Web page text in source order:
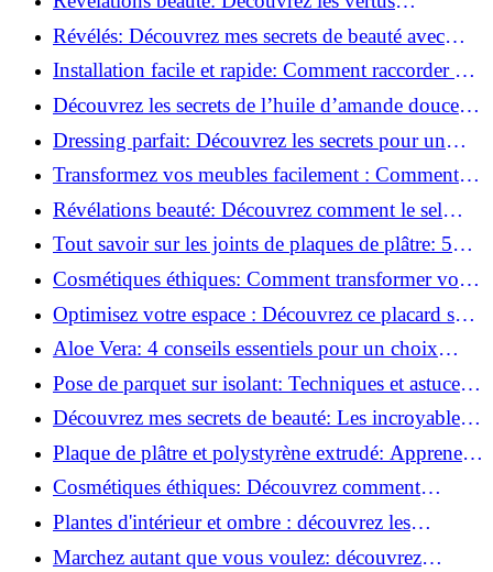
insoupçonnées de l'huile de coco!
Révélés: Découvrez mes secrets de beauté avec
l'huile de ricin!
Installation facile et rapide: Comment raccorder un
luminaire au plafond!
Découvrez les secrets de l’huile d’amande douce :
Pourquoi vous devez l'adopter!
Dressing parfait: Découvrez les secrets pour un
rangement optimal!
Transformez vos meubles facilement : Comment
installer des roulettes en un clin d'œil !
Révélations beauté: Découvrez comment le sel
transforme votre routine!
Tout savoir sur les joints de plaques de plâtre: 5
questions clés pour comprendre les fissures!
Cosmétiques éthiques: Comment transformer votre
routine beauté!
Optimisez votre espace : Découvrez ce placard sous
rampant à portes coulissantes!
Aloe Vera: 4 conseils essentiels pour un choix
parfait!
Pose de parquet sur isolant: Techniques et astuces
pour un sol parfait!
Découvrez mes secrets de beauté: Les incroyables
vertus du raisin!
Plaque de plâtre et polystyrène extrudé: Apprenez
à les coller efficacement!
Cosmétiques éthiques: Découvrez comment
transformer votre routine beauté!
Plantes d'intérieur et ombre : découvrez les
meilleures pour votre maison !
Marchez autant que vous voulez: découvrez